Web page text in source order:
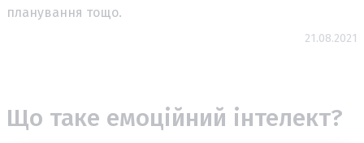
планування тощо.
21.08.2021
Що таке емоційний інтелект?